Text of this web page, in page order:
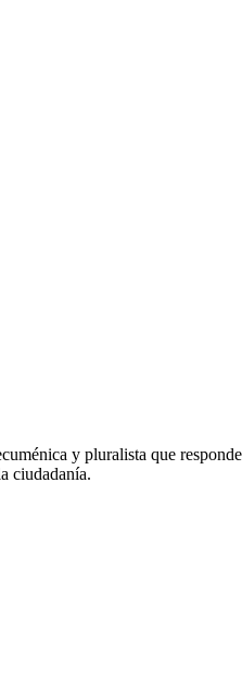
y pluralista que
ciudadanía.